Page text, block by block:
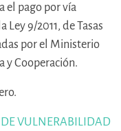
el pago por vía
9/2011, de Tasas
por el Ministerio
y Cooperación.
VULNERABILIDAD